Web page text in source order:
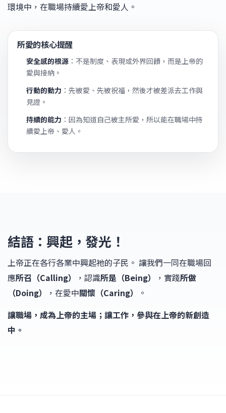
環境中，在職場持續愛上帝和愛人。
所愛的核心提醒
安全感的根源 ：不是制度、表現或外界回饋，而是上帝的
愛與接納。
行動的動力 ：先被愛、先被祝福，然後才被差派去工作與
見證。
持續的能力 ：因為知道自己被主所愛，所以能在職場中持
續愛上帝、愛人。
結語：興起，發光！
上帝正在各行各業中興起祂的子民。 讓我們一同在職場回
應所召（Calling） ，認識所是（Being） ，實踐所做
（Doing）
，在愛中關懷（Caring）
。
讓職場，成為上帝的主場；讓工作，參與在上帝的新創造
中。